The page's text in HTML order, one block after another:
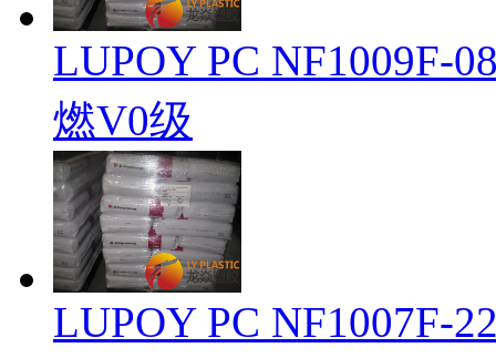
LUPOY PC NF1009F-
燃V0级
LUPOY PC NF1007F-